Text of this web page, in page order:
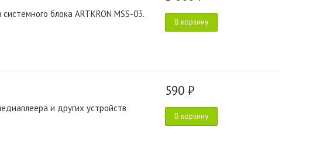
блока ARTKRON MSS-03.
В корзину
и других устройств
590 ₽
В корзину